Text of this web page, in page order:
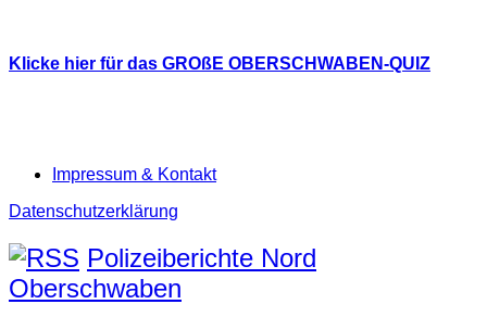
Klicke hier für das GROßE OBERSCHWABEN-QUIZ
Impressum & Kontakt
Datenschutzerklärung
Polizeiberichte Nord
Oberschwaben